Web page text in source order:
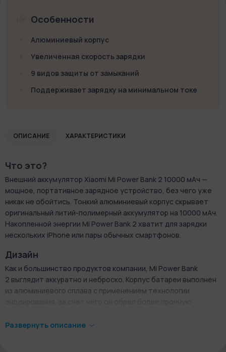
Особенности
Алюминиевый корпус
Увеличенная скорость зарядки
9 видов защиты от замыканий
Поддерживает зарядку на минимальном токе
ОПИСАНИЕ ХАРАКТЕРИСТИКИ
Что это?
Внешний аккумулятор Xiaomi Mi Power Bank 2 10000 мАч —
мощное, портативное зарядное устройство, без чего уже
никак не обойтись. Тонкий алюминиевый корпус скрывает
оригинальный литий-полимерный аккумулятор на 10000 мАч.
Накопленной энергии Mi Power Bank 2 хватит для зарядки
нескольких iPhone или пары обычных смартфонов.
Дизайн
Как и большинство продуктов компании, Mi Power Bank
2 выглядит аккуратно и неброско. Корпус батареи выполнен
из алюминиевого сплава с применением технологии
также обладает антикоррозийным
Развернуть описание